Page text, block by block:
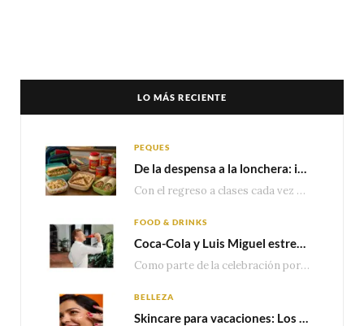
LO MÁS RECIENTE
PEQUES
De la despensa a la lonchera: ideas rápidas para el regreso a clases
Con el regreso a clases cada vez más cerca, las familias comienzan a reorganizar horarios,…
FOOD & DRINKS
Coca-Cola y Luis Miguel estrenan el comercial que celebra 100 años de historia junto a México
Como parte de la celebración por sus primeros 100 años enMéxico, Coca-Cola presenta hoy el…
BELLEZA
Skincare para vacaciones: Los do’s and dont’s para cuidar tu piel